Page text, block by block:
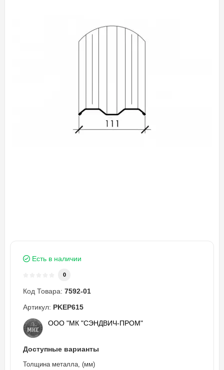
Есть в наличии
0
Код Товара: 7592-01
Артикул: PKEP615
ООО "МК "СЭНДВИЧ-ПРОМ"
Доступные варианты
Толщина металла, (мм)